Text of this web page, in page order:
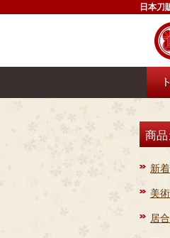
日本刀
商品
新
美
居